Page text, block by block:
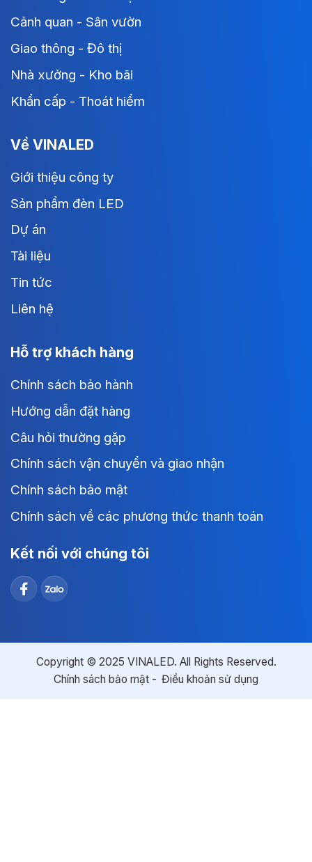
Cảnh quan - Sân vườn
Giao thông - Đô thị
Nhà xưởng - Kho bãi
Khẩn cấp - Thoát hiểm
Về VINALED
Giới thiệu công ty
Sản phẩm đèn LED
Dự án
Tài liệu
Tin tức
Liên hệ
Hỗ trợ khách hàng
Chính sách bảo hành
Hướng dẫn đặt hàng
Câu hỏi thường gặp
Chính sách vận chuyển và giao nhận
Chính sách bảo mật
Chính sách về các phương thức thanh toán
Kết nối với chúng tôi
Copyright © 2025 VINALED. All Rights Reserved.
Chính sách bảo mật
Điều khoản sử dụng